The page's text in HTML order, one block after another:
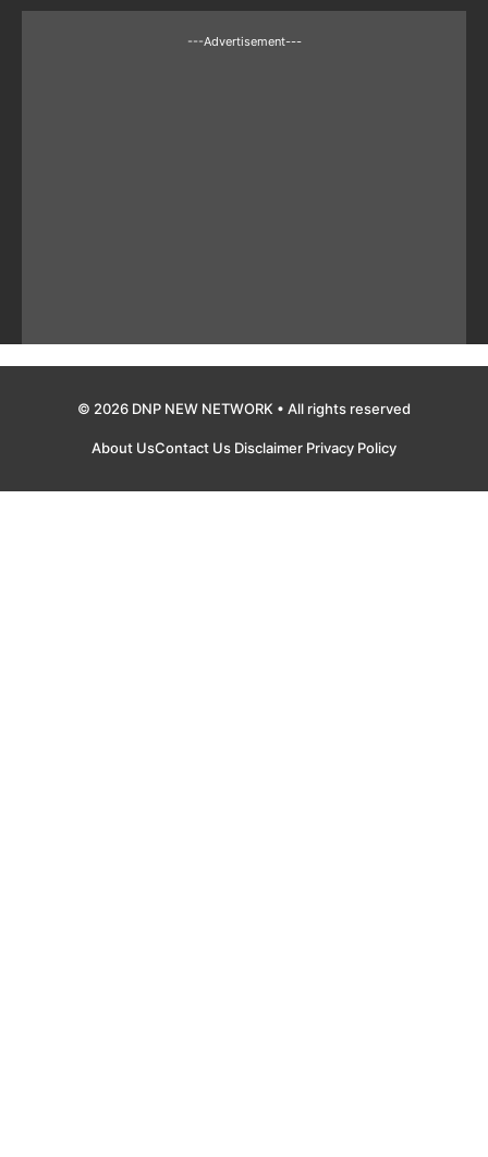
---Advertisement---
© 2026 DNP NEW NETWORK • All rights reserved
About UsContact Us Disclaimer Privacy Policy